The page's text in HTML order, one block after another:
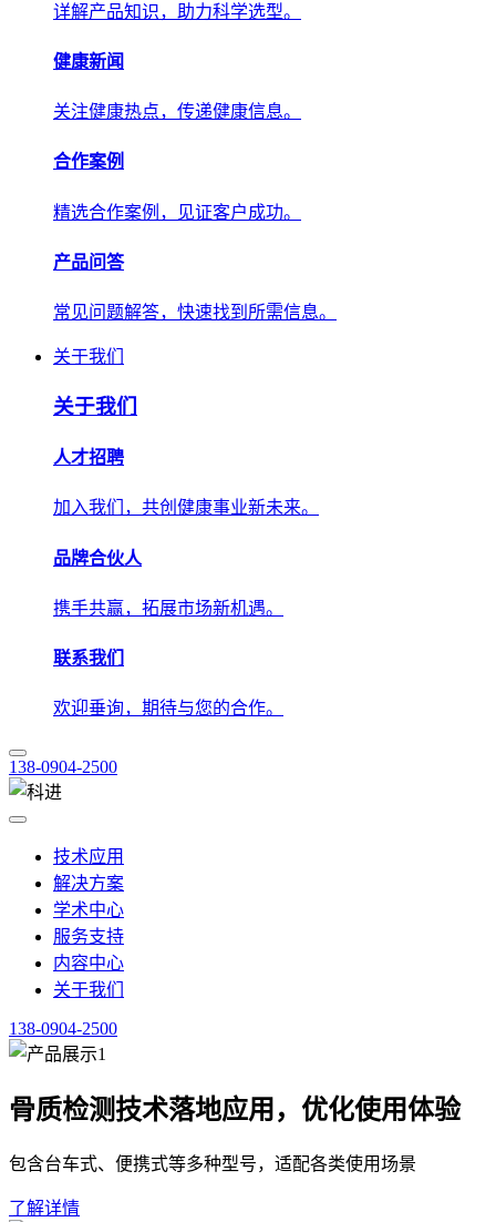
详解产品知识，助力科学选型。
健康新闻
关注健康热点，传递健康信息。
合作案例
精选合作案例，见证客户成功。
产品问答
常见问题解答，快速找到所需信息。
关于我们
关于我们
人才招聘
加入我们，共创健康事业新未来。
品牌合伙人
携手共赢，拓展市场新机遇。
联系我们
欢迎垂询，期待与您的合作。
138-0904-2500
技术应用
解决方案
学术中心
服务支持
内容中心
关于我们
138-0904-2500
骨质检测技术落地应用，优化使用体验
包含台车式、便携式等多种型号，适配各类使用场景
了解详情